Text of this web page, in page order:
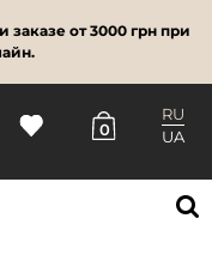
заказе от 3000 грн при
0
RU
UA